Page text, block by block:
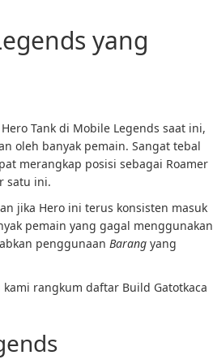
yang
Tank di Mobile Legends saat ini,
oleh banyak pemain. Sangat tebal
merangkap posisi sebagai Roamer
satu ini.
jika Hero ini terus konsisten masuk
pemain yang gagal menggunakan
penggunaan Barang yang
rangkum daftar Build Gatotkaca